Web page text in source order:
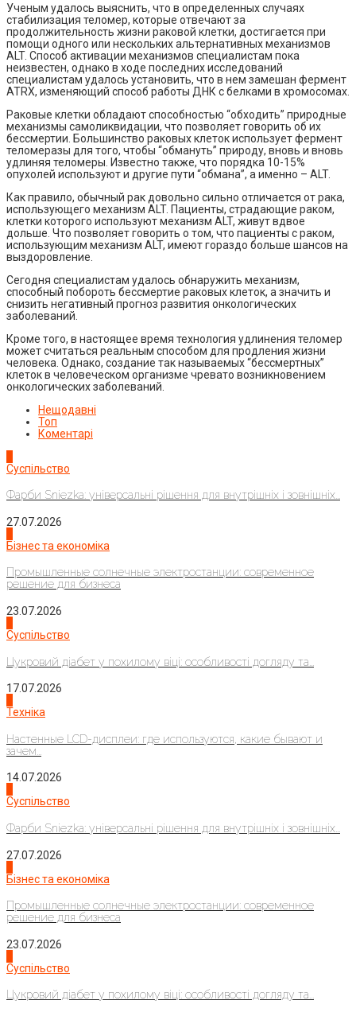
Ученым удалось выяснить, что в определенных случаях
стабилизация теломер, которые отвечают за
продолжительность жизни раковой клетки, достигается при
помощи одного или нескольких альтернативных механизмов
ALT. Способ активации механизмов специалистам пока
неизвестен, однако в ходе последних исследований
специалистам удалось установить, что в нем замешан фермент
ATRX, изменяющий способ работы ДНК с белками в хромосомах.
Раковые клетки обладают способностью “обходить” природные
механизмы самоликвидации, что позволяет говорить об их
бессмертии. Большинство раковых клеток использует фермент
теломеразы для того, чтобы “обмануть” природу, вновь и вновь
удлиняя теломеры. Известно также, что порядка 10-15%
опухолей используют и другие пути “обмана”, а именно – ALT.
Как правило, обычный рак довольно сильно отличается от рака,
использующего механизм ALT. Пациенты, страдающие раком,
клетки которого используют механизм ALT, живут вдвое
дольше. Что позволяет говорить о том, что пациенты с раком,
использующим механизм ALT, имеют гораздо больше шансов на
выздоровление.
Сегодня специалистам удалось обнаружить механизм,
способный побороть бессмертие раковых клеток, а значить и
снизить негативный прогноз развития онкологических
заболеваний.
Кроме того, в настоящее время технология удлинения теломер
может считаться реальным способом для продления жизни
человека. Однако, создание так называемых “бессмертных”
клеток в человеческом организме чревато возникновением
онкологических заболеваний.
Нещодавні
Топ
Коментарі
Суспільство
Фарби Sniezka: універсальні рішення для внутрішніх і зовнішніх...
27.07.2026
Бізнес та економіка
Промышленные солнечные электростанции: современное
решение для бизнеса
23.07.2026
Суспільство
Цукровий діабет у похилому віці: особливості догляду та...
17.07.2026
Техніка
Настенные LCD-дисплеи: где используются, какие бывают и
зачем...
14.07.2026
Суспільство
Фарби Sniezka: універсальні рішення для внутрішніх і зовнішніх...
27.07.2026
Бізнес та економіка
Промышленные солнечные электростанции: современное
решение для бизнеса
23.07.2026
Суспільство
Цукровий діабет у похилому віці: особливості догляду та...